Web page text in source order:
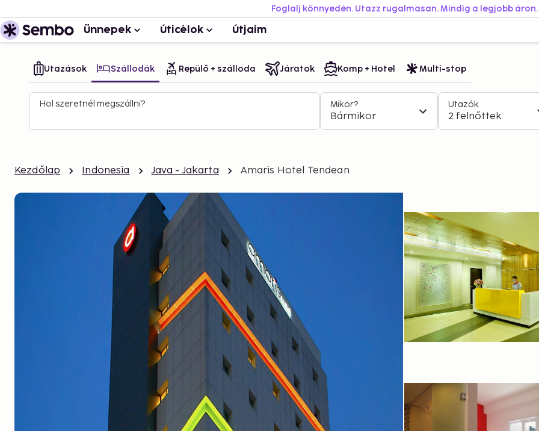
Foglalj könnyedén. Utazz rugalmasan. Mindig a legjobb áron.
Ünnepek Úticélok Útjaim
Utazások Szállodák Repülő + szálloda Járatok Komp + Hotel Multi-stop
Hol szeretnél megszállni? Mikor?
Bármikor
Utazók
2 felnőttek
Kezdőlap Indonesia Java - Jakarta Amaris Hotel Tendean